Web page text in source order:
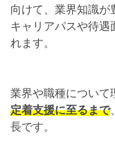
向けて、業界知識が
キャリアパスや待遇
れます。
業界や職種について
定着支援に至るまで
長です。